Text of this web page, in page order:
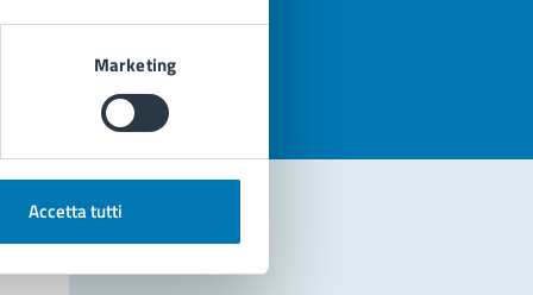
Marketing
Accetta tutti